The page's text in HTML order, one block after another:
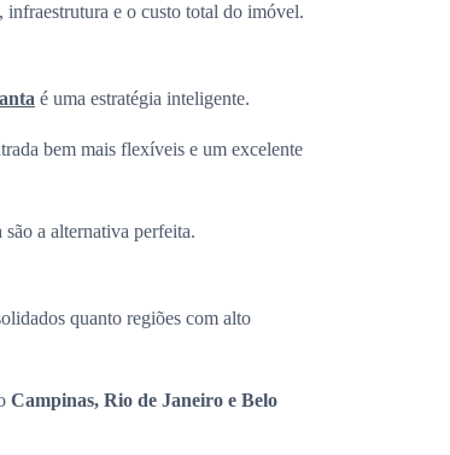
e o custo total do imóvel.
é uma estratégia inteligente.
bem mais flexíveis e um excelente
a alternativa perfeita.
quanto regiões com alto
Campinas, Rio de Janeiro e Belo